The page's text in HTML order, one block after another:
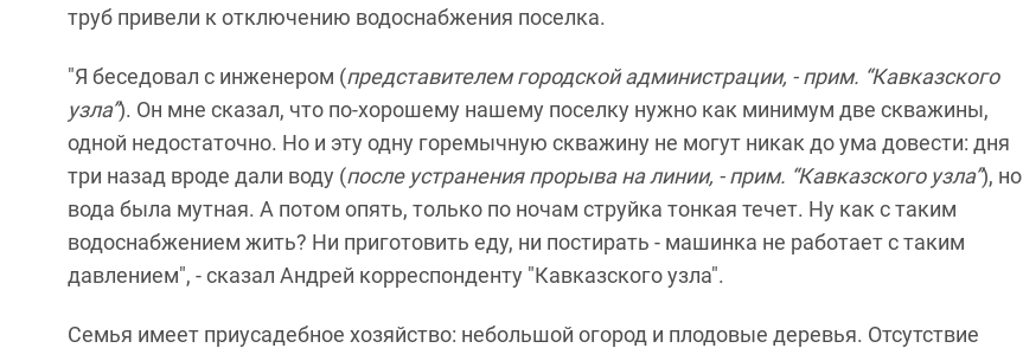
труб привели к отключению водоснабжения поселка.
"Я беседовал с инженером (представителем городской администрации, - прим. “Кавказского
узла”). Он мне сказал, что по-хорошему нашему поселку нужно как минимум две скважины,
одной недостаточно. Но и эту одну горемычную скважину не могут никак до ума довести: дня
три назад вроде дали воду (после устранения прорыва на линии, - прим. “Кавказского узла”), но
вода была мутная. А потом опять, только по ночам струйка тонкая течет. Ну как с таким
водоснабжением жить? Ни приготовить еду, ни постирать - машинка не работает с таким
давлением", - сказал Андрей корреспонденту "Кавказского узла".
Семья имеет приусадебное хозяйство: небольшой огород и плодовые деревья. Отсутствие